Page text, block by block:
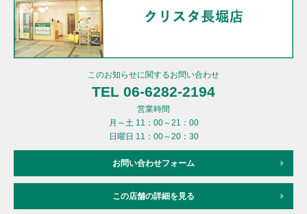
このお知らせに関するお問い合わせ
TEL 06-6282-2194
営業時間
月～土 11：00～21：00
日曜日 11：00～20：30
お問い合わせフォーム
この店舗の詳細を見る